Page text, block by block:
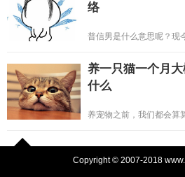
络
普信男是什么意思呢？现
养一只猫一个月
什么
养宠物之前，我们都会算
Copyright © 2007-2018